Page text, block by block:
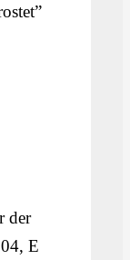
der
E